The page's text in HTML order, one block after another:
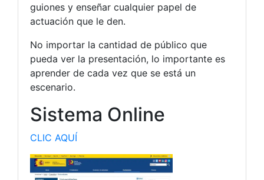
guiones y enseñar cualquier papel de
actuación que le den.
No importar la cantidad de público que
pueda ver la presentación, lo importante es
aprender de cada vez que se está un
escenario.
Sistema Online
CLIC AQUÍ